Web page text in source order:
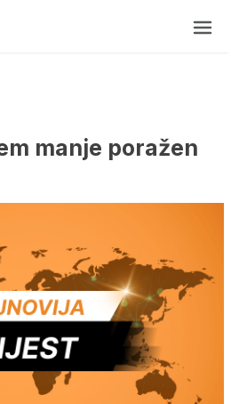
manje poražen